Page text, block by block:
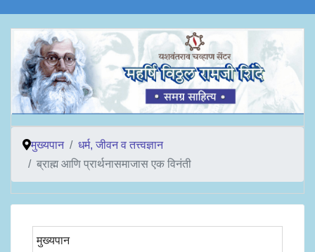
मुख्यपान
धर्म, जीवन व तत्त्वज्ञान
ब्राह्म आणि प्रार्थनासमाजास एक विनंती
मुख्यपान